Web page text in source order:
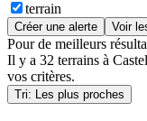
terrain
Créer une alerte Voir
Pour de meilleurs
Il y a 32 terrains à
vos critères.
Tri: Les plus proches